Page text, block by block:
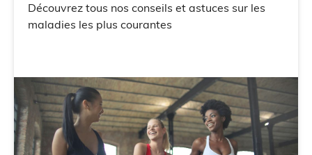
Découvrez tous nos conseils et astuces sur les
maladies les plus courantes